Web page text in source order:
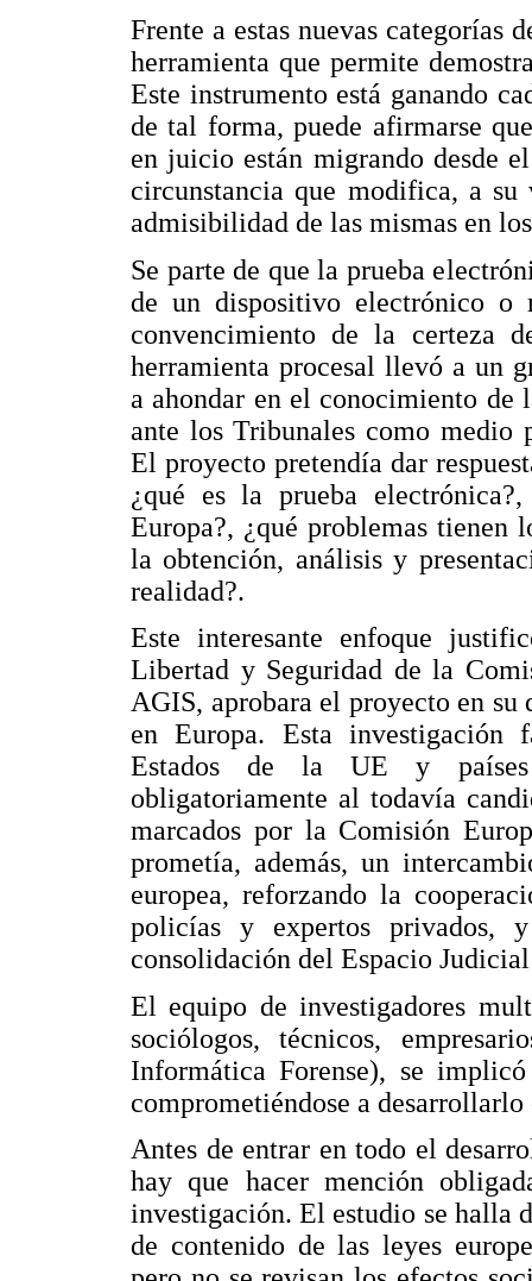
Frente a estas nuevas categorías
herramienta que permite
Este instrumento está ganando
de tal forma, puede afirmarse
en juicio están migrando desde
circunstancia que modifica, a
admisibilidad de las mismas en
Se parte de que la prueba
de un dispositivo electrónico
convencimiento de la certeza
herramienta procesal llevó a un
a ahondar en el conocimiento de
ante los Tribunales como medio
El proyecto pretendía dar
¿qué es la prueba
Europa?, ¿qué problemas tienen
la obtención, análisis y
realidad?.
Este interesante enfoque
Libertad y Seguridad de la
AGIS, aprobara el proyecto en
en Europa. Esta investigación
Estados de la UE y países
obligatoriamente al todavía
marcados por la Comisión
prometía, además, un
europea, reforzando la
policías y expertos privados,
consolidación del Espacio
El equipo de investigadores
sociólogos, técnicos,
Informática Forense), se
comprometiéndose a
Antes de entrar en todo el
hay que hacer mención
investigación. El estudio se halla
de contenido de las leyes